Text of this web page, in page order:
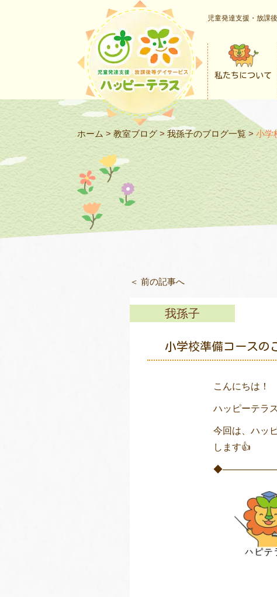
児童発達支援・放課
私たちについて
ホーム > 教室ブログ > 我孫子のブログ一覧 > 小学
＜ 前の記事へ
我孫子
小学校準備コースの
こんにちは！
ハッピーテラ
今回は、ハッ
します👍